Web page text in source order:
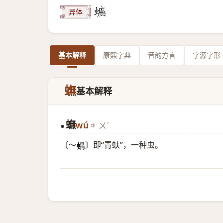
异体
基本解释 康熙字典 音韵方言 字源字形
蟱基本解释
● 蟱wú ㄨˊ
〔～𧍪 〕即“青蚨”，一种虫。